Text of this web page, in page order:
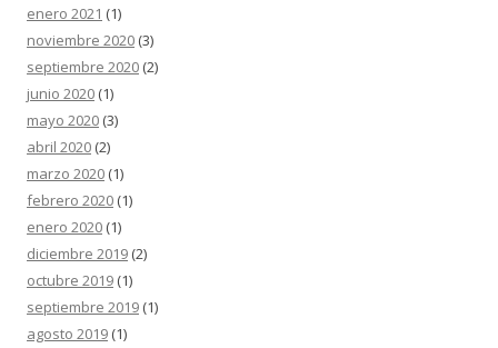
enero 2021 (1)
noviembre 2020 (3)
septiembre 2020 (2)
junio 2020 (1)
mayo 2020 (3)
abril 2020 (2)
marzo 2020 (1)
febrero 2020 (1)
enero 2020 (1)
diciembre 2019 (2)
octubre 2019 (1)
septiembre 2019 (1)
agosto 2019 (1)